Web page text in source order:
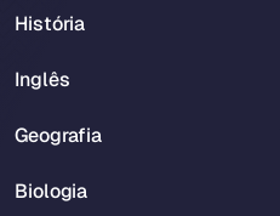
História
Inglês
Geografia
Biologia